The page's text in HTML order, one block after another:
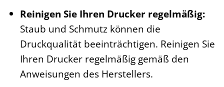
Reinigen Sie Ihren Drucker regelmäßig:
Staub und Schmutz können die
Druckqualität beeinträchtigen. Reinigen Sie
Ihren Drucker regelmäßig gemäß den
Anweisungen des Herstellers.